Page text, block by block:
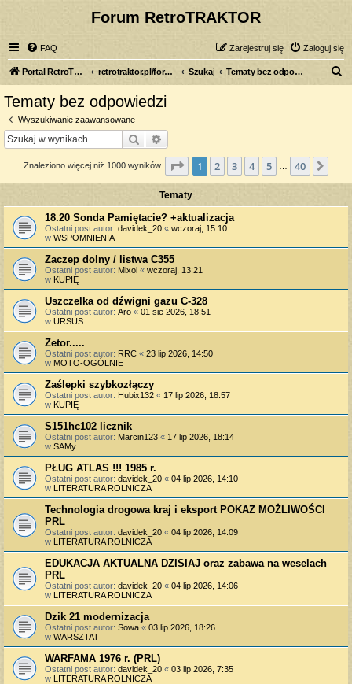
Forum RetroTRAKTOR
FAQ Zaloguj się
Zarejestruj się
Portal RetroTRAKTOR.pl retrotraktor.pl/forum Szukaj Tematy bez odpowiedzi
Tematy bez odpowiedzi
Wyszukiwanie zaawansowane
Szukaj
Znaleziono więcej niż 1000 wyników Strona z40
1 2 3 4 5 40
Tematy
18.20 Sonda Pamiętacie? +aktualizacja
Ostatni post autor: davidek_20 « wczoraj, 15:10
w WSPOMNIENIA
Zaczep dolny / listwa C355
Ostatni post autor: Mixol « wczoraj, 13:21
w KUPIĘ
Uszczelka od dźwigni gazu C-328
Ostatni post autor: Aro « 01 sie 2026, 18:51
w URSUS
Zetor.....
Ostatni post autor: RRC « 23 lip 2026, 14:50
w MOTO-OGÓLNIE
Zaślepki szybkozłączy
Ostatni post autor: Hubix132 « 17 lip 2026, 18:57
w KUPIĘ
S151hc102 licznik
Ostatni post autor: Marcin123 « 17 lip 2026, 18:14
w SAMy
PŁUG ATLAS !!! 1985 r.
Ostatni post autor: davidek_20 « 04 lip 2026, 14:10
w LITERATURA ROLNICZA
Technologia drogowa kraj i eksport POKAZ MOŻLIWOŚCI
PRL
Ostatni post autor: davidek_20 « 04 lip 2026, 14:09
w LITERATURA ROLNICZA
EDUKACJA AKTUALNA DZISIAJ oraz zabawa na weselach
PRL
Ostatni post autor: davidek_20 « 04 lip 2026, 14:06
w LITERATURA ROLNICZA
Dzik 21 modernizacja
Ostatni post autor: Sowa « 03 lip 2026, 18:26
w WARSZTAT
WARFAMA 1976 r. (PRL)
Ostatni post autor: davidek_20 « 03 lip 2026, 7:35
w LITERATURA ROLNICZA